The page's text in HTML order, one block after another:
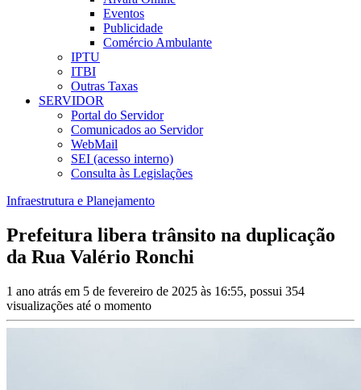
Eventos
Publicidade
Comércio Ambulante
IPTU
ITBI
Outras Taxas
SERVIDOR
Portal do Servidor
Comunicados ao Servidor
WebMail
SEI (acesso interno)
Consulta às Legislações
Infraestrutura e Planejamento
Prefeitura libera trânsito na duplicação
da Rua Valério Ronchi
1 ano atrás em 5 de fevereiro de 2025 às 16:55, possui 354
visualizações até o momento